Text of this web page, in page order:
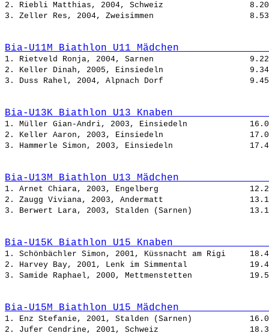
2. Riebli Matthias, 2004, Schweiz
3. Zeller Res, 2004, Zweisimmen
Bia-U11M Biathlon U11 Mädchen
1. Rietveld Ronja, 2004, Sarnen
2. Keller Dinah, 2005, Einsiedeln
3. Duss Rahel, 2004, Alpnach Dorf
Bia-U13K Biathlon U13 Knaben
1. Müller Gian-Andri, 2003, Einsiedeln
2. Keller Aaron, 2003, Einsiedeln
3. Hammerle Simon, 2003, Einsiedeln
Bia-U13M Biathlon U13 Mädchen
1. Arnet Chiara, 2003, Engelberg
2. Zaugg Viviana, 2003, Andermatt
3. Berwert Lara, 2003, Stalden (Sarnen)
Bia-U15K Biathlon U15 Knaben
1. Schönbächler Simon, 2001, Küssnacht am Rigi
2. Harvey Bay, 2001, Lenk im Simmental
3. Samide Raphael, 2000, Mettmenstetten
Bia-U15M Biathlon U15 Mädchen
1. Enz Stefanie, 2001, Stalden (Sarnen)
2. Jufer Cendrine, 2001, Schweiz